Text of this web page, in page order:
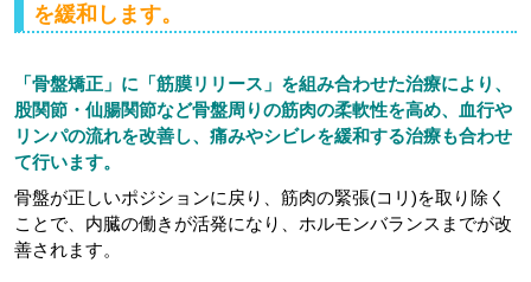
を緩和します。
「骨盤矯正」に「筋膜リリース」を組み合わせた治療により、
股関節・仙腸関節など骨盤周りの筋肉の柔軟性を高め、血行や
リンパの流れを改善し、痛みやシビレを緩和する治療も合わせ
て行います。
骨盤が正しいポジションに戻り、筋肉の緊張(コリ)を取り除く
ことで、内臓の働きが活発になり、ホルモンバランスまでが改
善されます。